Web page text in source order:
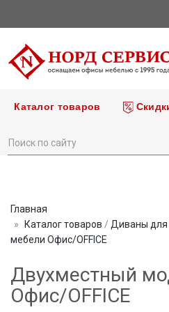
Каталог товаров
Главная
Каталог товаров / Диваны для
мебели Офис/OFFICE
Двухместный
Офис/OFFICE